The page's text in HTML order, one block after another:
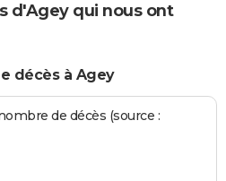
d'Agey qui nous ont
décès à Agey
de décès (source :